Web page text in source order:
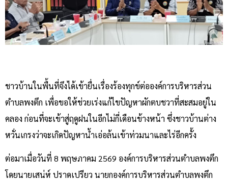
ชาวบ้านในพื้นที่จึงได้เข้ายื่นเรื่องร้องทุกข์ต่อองค์การบริหารส่วน
ตำบลพงตึก เพื่อขอให้ช่วยเร่งแก้ไขปัญหาผักตบชวาที่สะสมอยู่ใน
คลอง ก่อนที่จะเข้าสู่ฤดูฝนในอีกไม่กี่เดือนข้างหน้า ซึ่งชาวบ้านต่าง
หวั่นเกรงว่าจะเกิดปัญหาน้ำเอ่อล้นเข้าท่วมนาและไร่อีกครั้ง
ต่อมาเมื่อวันที่ 8 พฤษภาคม 2569 องค์การบริหารส่วนตำบลพงตึก
โดยนายเสน่ห์ ปราดเปรียว นายกองค์การบริหารส่วนตำบลพงตึก